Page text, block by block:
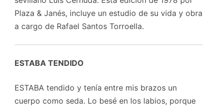
Plaza & Janés, incluye un estudio de su vida y obra
a cargo de Rafael Santos Torroella.
ESTABA TENDIDO
ESTABA tendido y tenía entre mis brazos un
cuerpo como seda. Lo besé en los labios, porque